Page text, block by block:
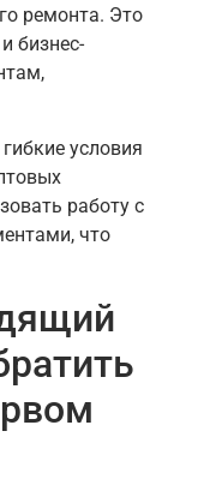
ремонта. Это
бизнес-
условия
работу с
что